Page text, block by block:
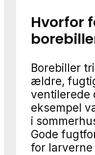
Hvorfor
Borebiller
ældre,
ventilerede
eksempel
i
Gode
for